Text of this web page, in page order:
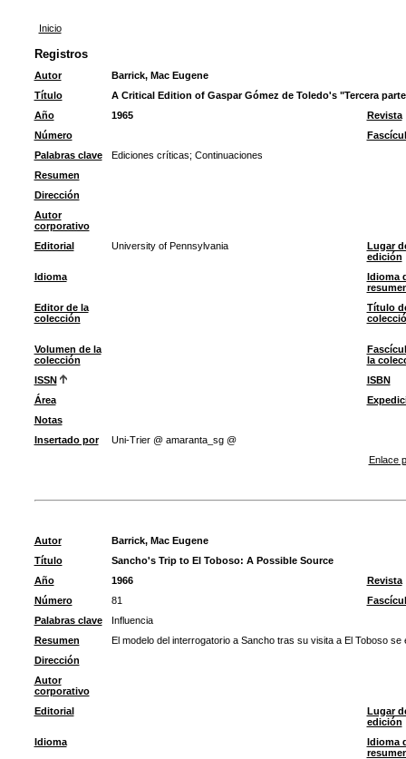
Inicio
Registros
Autor
Barrick, Mac Eugene
Título
A Critical Edition of Gaspar Gómez de Toledo's "Tercera
Año
1965
Revista
Número
Palabras clave
Ediciones críticas; Continuaciones
Resumen
Dirección
Autor
corporativo
Editorial
University of Pennsylvania
Lugar
edición
Idioma
Idioma
Editor de la
colección
Título
Volumen de la
colección
la
ISSN
ISBN
Área
Notas
Insertado por
Uni-Trier @ amaranta_sg @
Enlace
Autor
Barrick, Mac Eugene
Título
Sancho's Trip to El Toboso: A Possible Source
Año
1966
Revista
Número
81
Palabras clave
Influencia
Resumen
El modelo del interrogatorio a Sancho tras su visita a El Toboso se
Dirección
Autor
corporativo
Editorial
Lugar
edición
Idioma
Idioma